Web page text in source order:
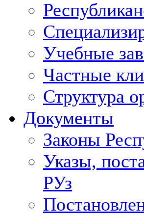
Учебные
Частные
Структура
Документы
Законы
Указы,
РУз